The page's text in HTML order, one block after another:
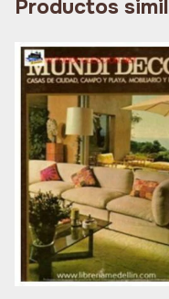
Productos